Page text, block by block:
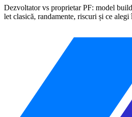
Dezvoltator vs proprietar PF: model
let clasică, randamente, riscuri și ce alegi